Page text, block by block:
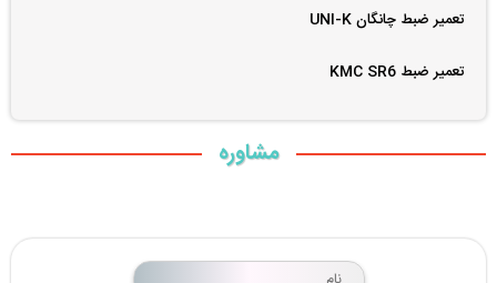
تعمیر ضبط چانگان UNI-K
تعمیر ضبط KMC SR6
مشاوره